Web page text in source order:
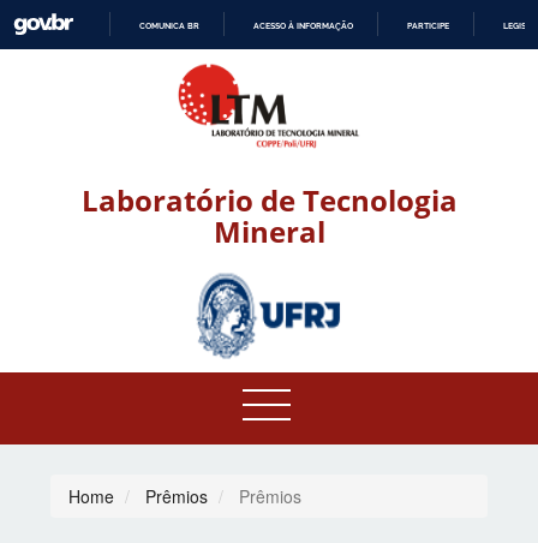
CONTEÚDO
COMUNICA BR ACESSO À INFORMAÇÃO PARTICIPE
Laboratório de Tecnologia
Mineral
Home Prêmios Prêmios